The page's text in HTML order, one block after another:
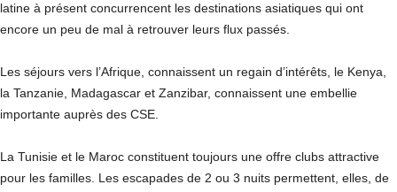
latine à présent concurrencent les destinations asiatiques qui ont
encore un peu de mal à retrouver leurs flux passés.
Les séjours vers l’Afrique, connaissent un regain d’intérêts, le Kenya,
la Tanzanie, Madagascar et Zanzibar, connaissent une embellie
importante auprès des CSE.
La Tunisie et le Maroc constituent toujours une offre clubs attractive
pour les familles. Les escapades de 2 ou 3 nuits permettent, elles, de